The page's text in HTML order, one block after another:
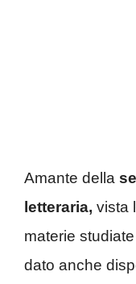
Amante della
letteraria, vista
materie
dato anche